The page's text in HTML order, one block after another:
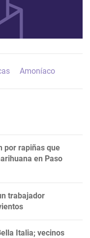
Amoníaco
por rapiñas que
en Paso
trabajador
Italia; vecinos